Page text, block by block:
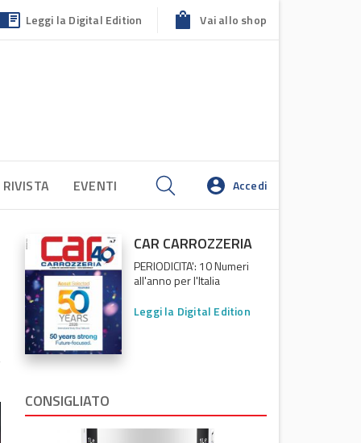
Leggi la Digital Edition Vai allo shop
EVENTI Accedi
CAR CARROZZERIA
PERIODICITA': 10 Numeri
all'anno per l'Italia
Leggi la Digital Edition
CONSIGLIATO